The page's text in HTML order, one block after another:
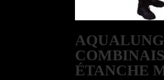
AQUALUNG
ÉTANCHE